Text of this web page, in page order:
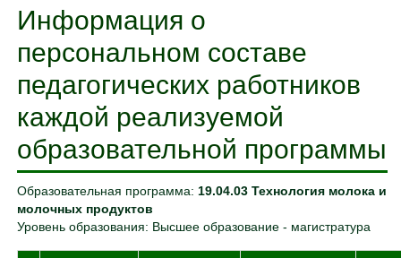
Информация о
персональном составе
педагогических работников
каждой реализуемой
образовательной программы
Образовательная программа: 19.04.03 Технология молока и
молочных продуктов
Уровень образования: Высшее образование - магистратура